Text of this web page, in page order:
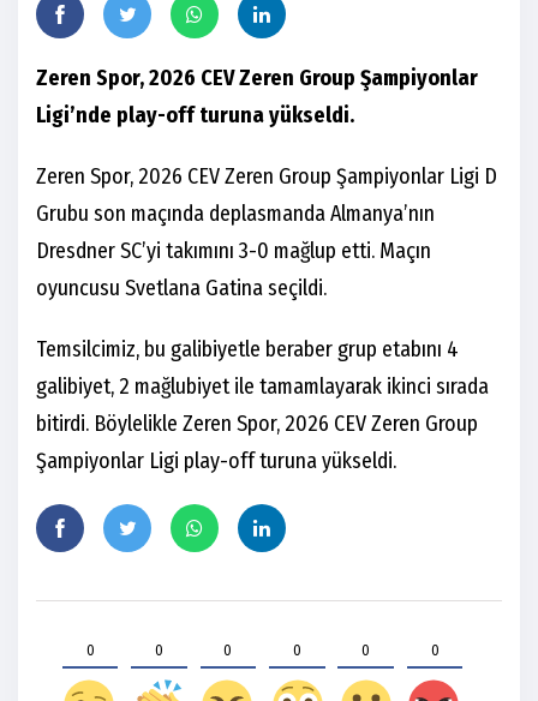
Zeren Spor, 2026 CEV Zeren Group Şampiyonlar
Ligi’nde play-off turuna yükseldi.
Zeren Spor, 2026 CEV Zeren Group Şampiyonlar Ligi D
Grubu son maçında deplasmanda Almanya’nın
Dresdner SC’yi takımını 3-0 mağlup etti. Maçın
oyuncusu Svetlana Gatina seçildi.
Temsilcimiz, bu galibiyetle beraber grup etabını 4
galibiyet, 2 mağlubiyet ile tamamlayarak ikinci sırada
bitirdi. Böylelikle Zeren Spor, 2026 CEV Zeren Group
Şampiyonlar Ligi play-off turuna yükseldi.
0 0 0 0 0 0